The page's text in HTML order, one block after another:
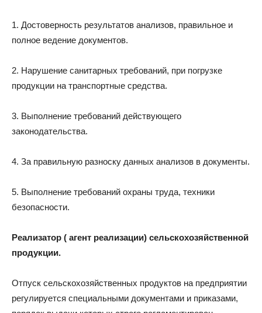
1. Достоверность результатов анализов, правильное и
полное ведение документов.
2. Нарушение санитарных требований, при погрузке
продукции на транспортные средства.
3. Выполнение требований действующего
законодательства.
4. За правильную разноску данных анализов в документы.
5. Выполнение требований охраны труда, техники
безопасности.
Реализатор ( агент реализации) сельскохозяйственной
продукции.
Отпуск сельскохозяйственных продуктов на предприятии
регулируется специальными документами и приказами,